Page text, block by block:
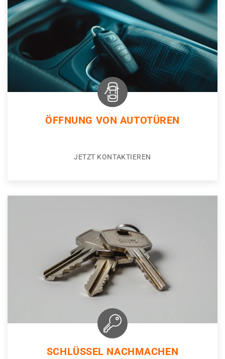
ÖFFNUNG VON AUTOTÜREN
JETZT KONTAKTIEREN
SCHLÜSSEL NACHMACHEN